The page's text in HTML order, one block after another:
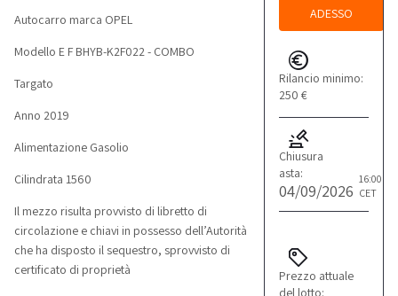
ADESSO
Rilancio minimo:
250 €
Chiusura
asta:
04/09/2026
16:00
CET
Prezzo attuale del
Autocarro marca OPEL
Modello E F BHYB-K2F022 - COMBO
Targato
Anno 2019
Alimentazione Gasolio
Cilindrata 1560
Il mezzo risulta provvisto di libretto di
circolazione e chiavi in possesso dell’Autorità
che ha disposto il sequestro, sprovvisto di
certificato di proprietà